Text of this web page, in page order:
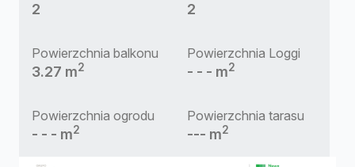
2 2
Powierzchnia balkonu
3.27 m2
Powierzchnia Loggi
- - - m2
Powierzchnia ogrodu
- - - m2
Powierzchnia tarasu
--- m2